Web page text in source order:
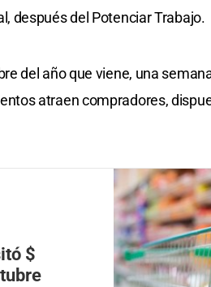
después del Potenciar Trabajo.
del año que viene, una
atraen compradores,
$